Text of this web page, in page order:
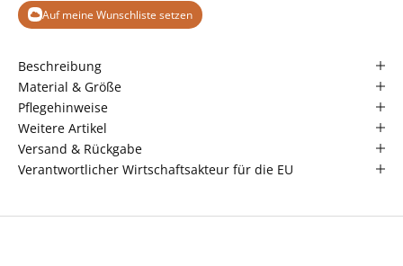
Auf meine Wunschliste setzen
Beschreibung
Material & Größe
Pflegehinweise
Weitere Artikel
Versand & Rückgabe
Verantwortlicher Wirtschaftsakteur für die EU